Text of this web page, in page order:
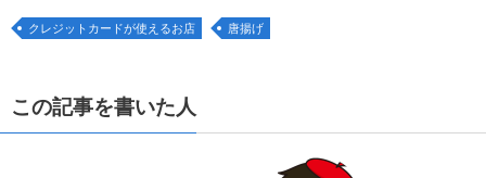
クレジットカードが使えるお店 唐揚げ
この記事を書いた人